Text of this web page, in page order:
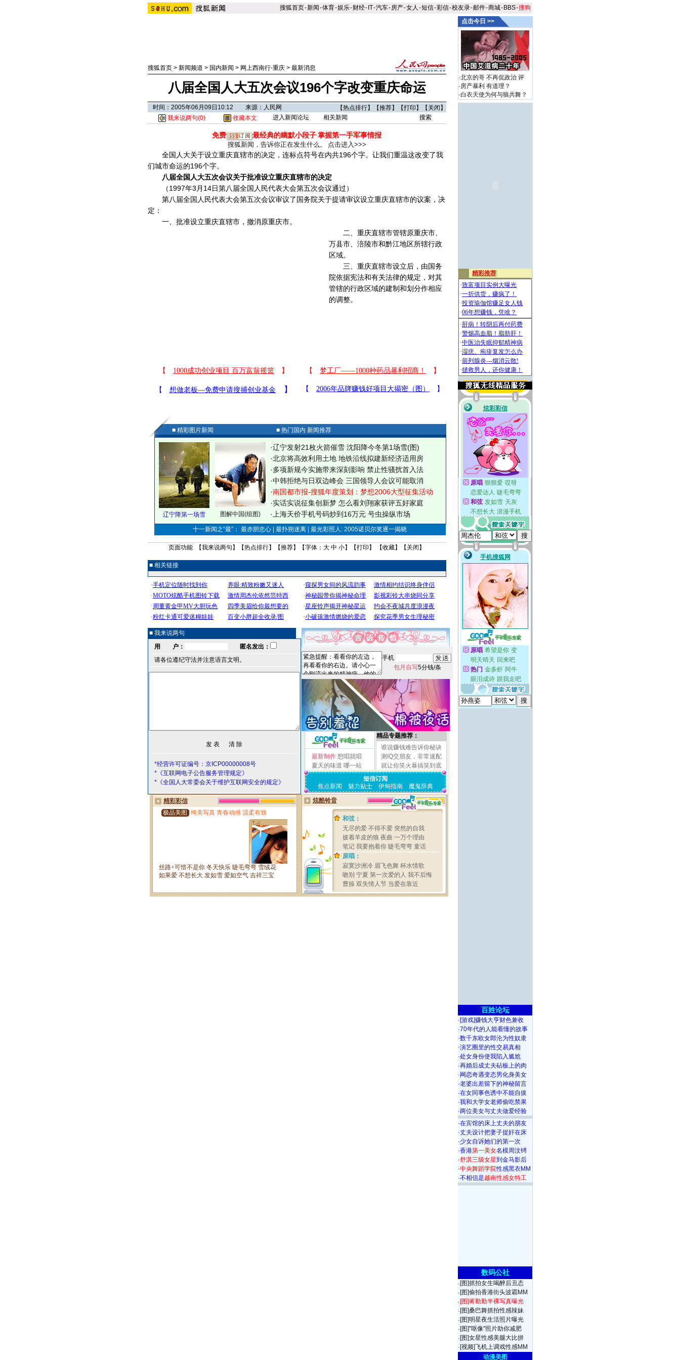
搜狐首页-新闻-体育-娱乐-财经- IT-汽车-房产-女人 -短信-彩信-校友录-邮件-商城- BBS-搜狗
搜狐首页> 新闻频道 > 国内新闻 > 网上西南行-重庆> 最新消息
八届全国人大五次会议196个字改变重庆命运
时间：2005年06月09日10:12 来源：人民网 【热点排行】【推荐】【打印 】【 关闭 】
我来说两句(0) 收藏本文 进入新闻论坛 相关新闻
免费 最经典的幽默小段子掌握第一手军事情报
搜狐新闻，告诉你正在发生什么。 点击进入>>>
全国人大关于设立重庆直辖市的决定，连标点符号在内共196个字。让我们重温这改变了我
们城市命运的196个字。
八届全国人大五次会议关于批准设立重庆直辖市的决定
（1997年3月14日第八届全国人民代表大会第五次会议通过）
第八届全国人民代表大会第五次会议审议了国务院关于提请审议设立重庆直辖市的议案，决
定：
一、批准设立重庆直辖市，撤消原重庆市。
二、重庆直辖市管辖原重庆市、
万县市、涪陵市和黔江地区所辖行政
区域。
三、重庆直辖市设立后，由国务
院依据宪法和有关法律的规定，对其
管辖的行政区域的建制和划分作相应
的调整。
■ 精彩图片新闻 ■ 热门国内 新闻推荐
辽宁降第一场雪 图解中国(组图)
·辽宁发射21枚火箭催雪 沈阳降今冬第1场雪(图)
·北京将高效利用土地 地铁沿线拟建新经济适用房
·多项新规今实施带来深刻影响 禁止性骚扰首入法
·中韩拒绝与日双边峰会 三国领导人会议可能取消
·南国都市报-搜狐年度策划：梦想2006大型征集活动
·实话实说征集创新梦 怎么看刘翔家获评五好家庭
· 上海天价手机号码炒到16万元 号虫操纵市场
十一新闻之“最”： 最赤胆忠心 | 最扑朔迷离 | 最光彩照人: 2005诺贝尔奖逐一揭晓
页面功能 【我来说两句 】【热点排行】【推荐】【字体： 大 中 小】【打印 】 【收藏】【 关闭 】
■ 相关链接
■ 我来说两句
用 户：
匿名发出：
请各位遵纪守法并注意语言文明。
*经营许可证编号：京ICP00000008号
*《互联网电子公告服务管理规定》
*《全国人大常委会关于维护互联网安全的规定》
手机
包月自写5分钱/条
最新制作 想唱就唱
夏天的味道 哪一站
精品专题推荐：
谁说赚钱难告诉你秘诀
测IQ交朋友，非常速配
就让你笑火暴搞笑到底
短信订阅
焦点新闻
魅力贴士 伊甸指南 魔鬼辞典
点击今日 >>
·北京的哥 不再侃政治 评
·房产暴利 有道理？
·白衣天使为何与狼共舞？
百姓论坛
· [游戏]赚钱大亨财色兼收
·70年代的人能看懂的故事
·数千东欧女郎沦为性奴隶
·演艺圈里的性交易真相
·处女身份使我陷入尴尬
·再婚后成丈夫砧板上的肉
· 网恋奇遇变态男化身美女
·老婆出差留下的神秘留言
·在女同事色诱中不能自拔
·我和大学女老师偷吃禁果
·两位美女与丈夫做爱经验
·在宾馆的床上丈夫的朋友
·丈夫设计把妻子捉奸在床
·少女自诉她们的第一次
·香港第一美女名模周汶锜
·舒淇三级女星到金马影后
·中央舞蹈学院性感黑衣MM
·不相信是越南性感女特工
数码公社
· [图]抓拍女生喝醉后丑态
· [图]偷拍香港街头波霸MM
·[图]蒋勤勤半裸写真曝光
· [图]桑巴舞抓拍性感辣妹
· [图]明星夜生活照片曝光
· [图]"呕像"照片助你减肥
· [图]女星性感美腿大比拼
· [视频]飞机上调戏性感MM
动漫美图